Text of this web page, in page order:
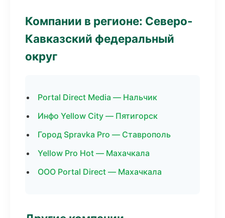
Компании в регионе: Северо-
Кавказский федеральный
округ
Portal Direct Media — Нальчик
Инфо Yellow City — Пятигорск
Город Spravka Pro — Ставрополь
Yellow Pro Hot — Махачкала
ООО Portal Direct — Махачкала